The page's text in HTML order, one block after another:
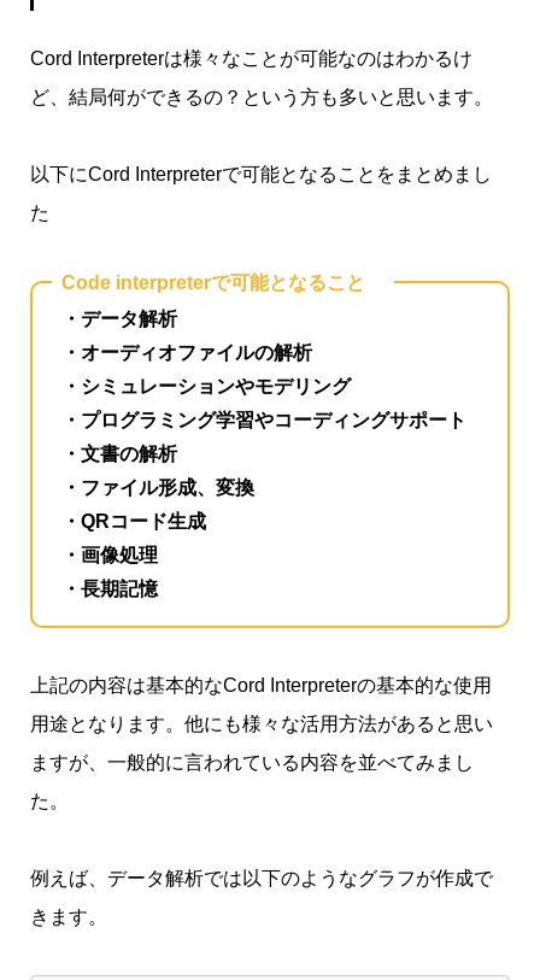
Cord Interpreterは様々なことが可能なのはわかるけ
ど、結局何ができるの？という方も多いと思います。
以下にCord Interpreterで可能となることをまとめまし
た
Code interpreterで可能となること
・データ解析
・オーディオファイルの解析
・シミュレーションやモデリング
・プログラミング学習やコーディングサポート
・文書の解析
・ファイル形成、変換
・QRコード生成
・画像処理
・長期記憶
上記の内容は基本的なCord Interpreterの基本的な使用
用途となります。他にも様々な活用方法があると思い
ますが、一般的に言われている内容を並べてみまし
た。
例えば、データ解析では以下のようなグラフが作成で
きます。